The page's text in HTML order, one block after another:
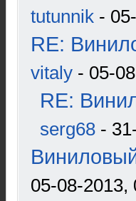
tutunnik -
RE:
vitaly - 05-
RE:
serg68 -
05-08-2013,